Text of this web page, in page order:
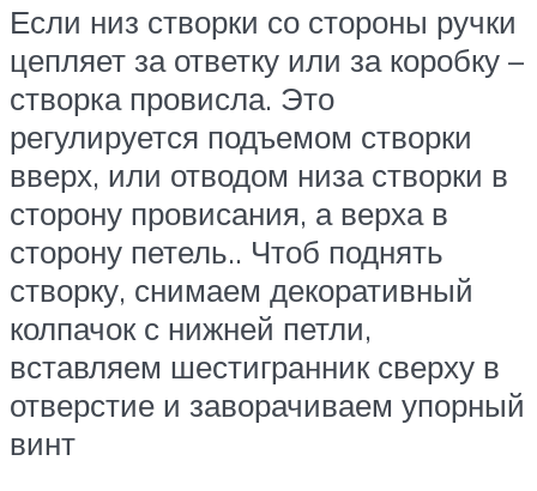
Если низ створки со стороны ручки
цепляет за ответку или за коробку –
створка провисла. Это
регулируется подъемом створки
вверх, или отводом низа створки в
сторону провисания, а верха в
сторону петель.. Чтоб поднять
створку, снимаем декоративный
колпачок с нижней петли,
вставляем шестигранник сверху в
отверстие и заворачиваем упорный
винт